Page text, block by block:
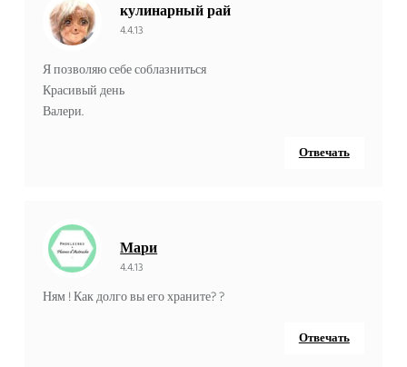
кулинарный рай
4.4.13
Я позволяю себе соблазниться
Красивый день
Валери.
Отвечать
Мари
4.4.13
Ням ! Как долго вы его храните? ?
Отвечать